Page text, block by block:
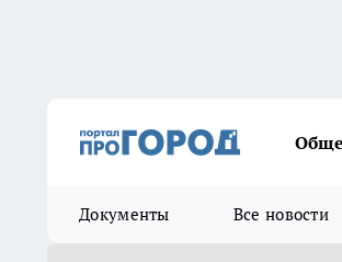
Документы Все новости